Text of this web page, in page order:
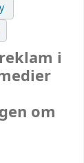
i
om